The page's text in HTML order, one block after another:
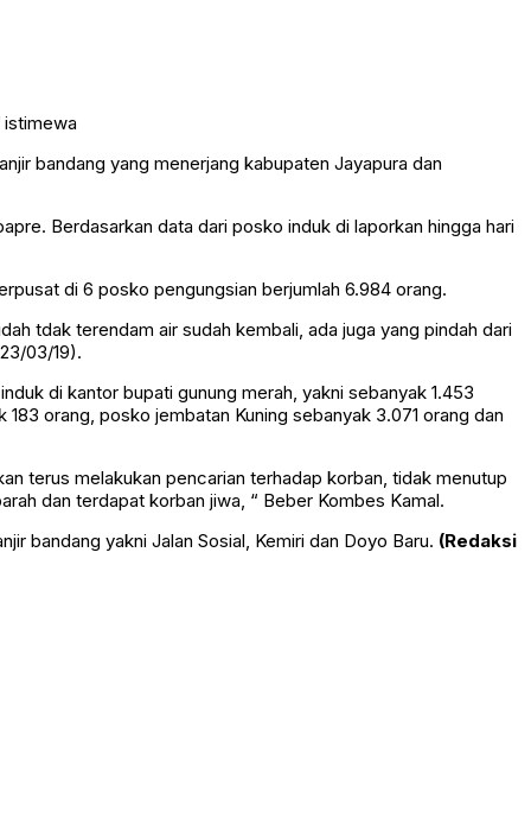
istimewa
bandang yang menerjang kabupaten Jayapura dan
Berdasarkan data dari posko induk di laporkan hingga hari
di 6 posko pengungsian berjumlah 6.984 orang.
tdak terendam air sudah kembali, ada juga yang pindah dari
03/19).
di kantor bupati gunung merah, yakni sebanyak 1.453
orang, posko jembatan Kuning sebanyak 3.071 orang dan
terus melakukan pencarian terhadap korban, tidak menutup
dan terdapat korban jiwa, “ Beber Kombes Kamal.
bandang yakni Jalan Sosial, Kemiri dan Doyo Baru. (Redaksi